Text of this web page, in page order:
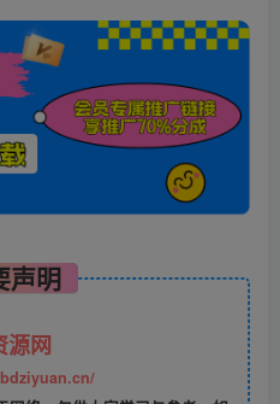
声明
源网